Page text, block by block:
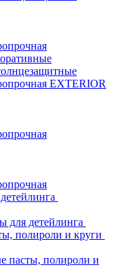
EXTERIOR
для детейлинга
полироли и круги
пасты, полироли и